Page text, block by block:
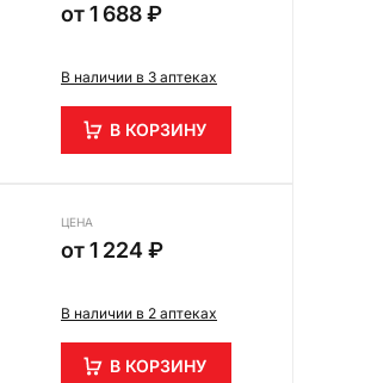
от1 688 ₽
В наличии в 3 аптеках
В КОРЗИНУ
ЦЕНА
от1 224 ₽
В наличии в 2 аптеках
В КОРЗИНУ